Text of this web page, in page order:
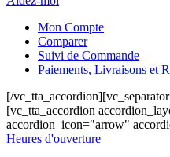
Mon Compte
Comparer
Suivi de Commande
Paiements, Livraisons et
[/
[vc_tta_accordion
accordion_icon="arrow"
Heures d'ouverture